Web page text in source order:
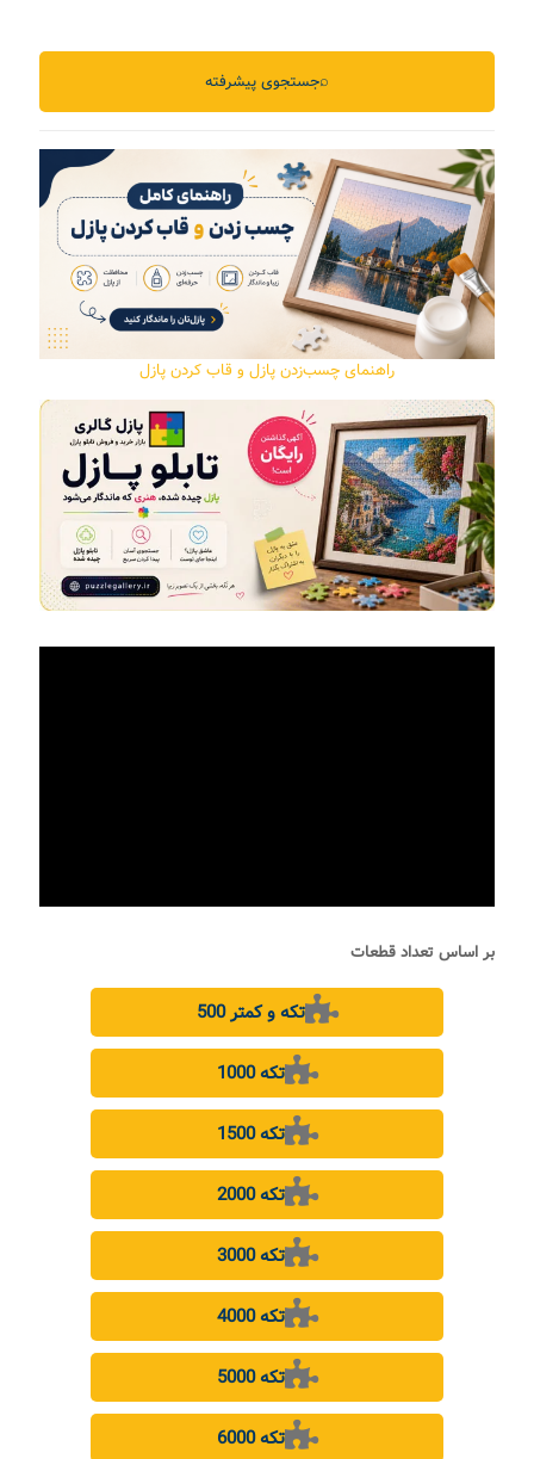
جستجوی پیشرفته⌕
راهنمای چسب‌زدن پازل و قاب کردن پازل
بر اساس تعداد قطعات
500 تکه و کمتر
1000 تکه
1500 تکه
2000 تکه
3000 تکه
4000 تکه
5000 تکه
6000 تکه